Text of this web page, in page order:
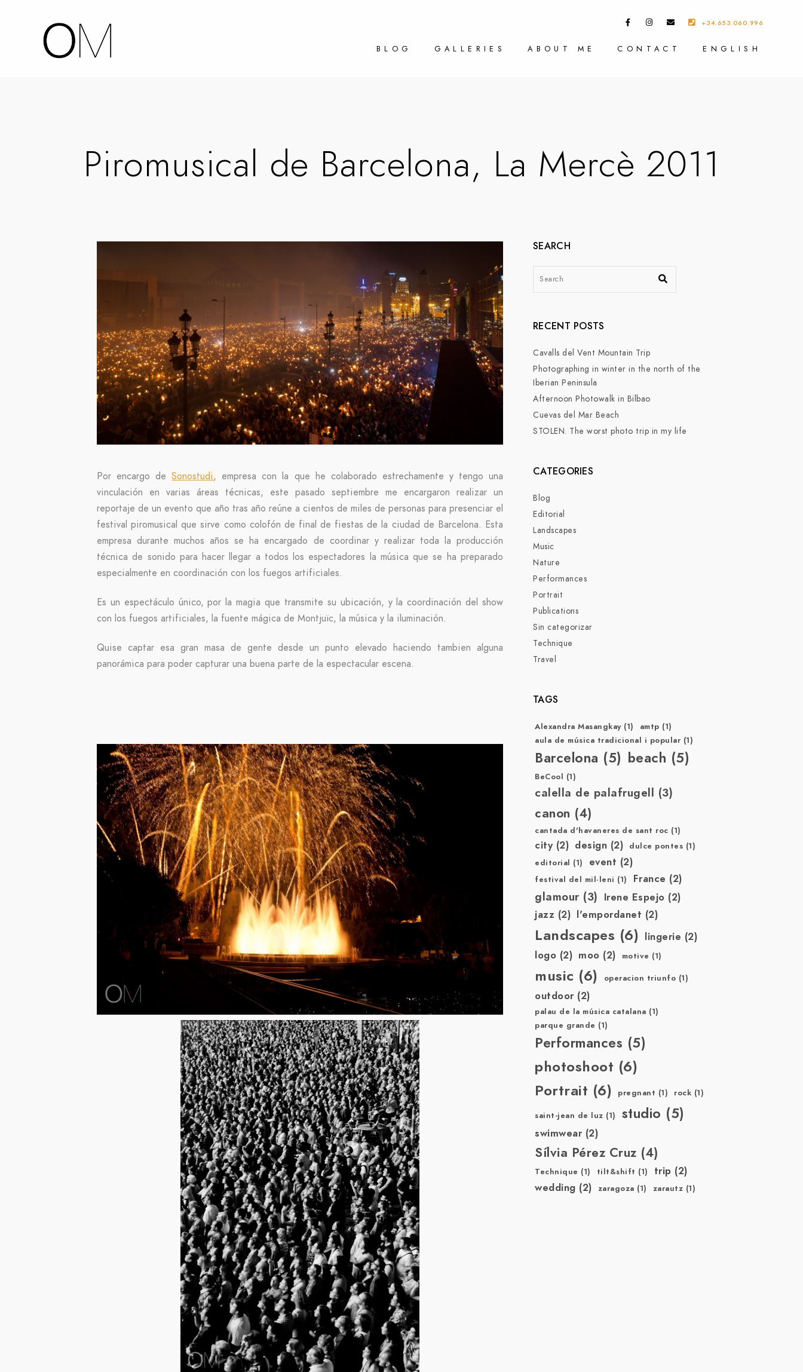
+34.653.060.996
BLOG GALLERIES ABOUT ME CONTACT ENGLISH
Piromusical de Barcelona, La Mercè 2011
Por encargo deSonostudi, empresa con la que he colaborado estrechamente y tengo una
vinculación en varias áreas técnicas, este pasado septiembre me encargaron realizar un
reportaje de un evento que año tras año reúne a cientos de miles de personas para presenciar el
festival piromusical que sirve como colofón de final de fiestas de la ciudad de Barcelona. Esta
empresa durante muchos años se ha encargado de coordinar y realizar toda la producción
técnica de sonido para hacer llegar a todos los espectadores la música que se ha preparado
especialmente en coordinación con los fuegos artificiales.
Es un espectáculo único, por la magia que transmite su ubicación, y la coordinación del show
con los fuegos artificiales, la fuente mágica de Montjuïc, la música y la iluminación.
Quise captar esa gran masa de gente desde un punto elevado haciendo tambien alguna
panorámica para poder capturar una buena parte de la espectacular escena.
SEARCH
RECENT POSTS
Cavalls del Vent Mountain Trip
Photographing in winter in the north of the
Iberian Peninsula
Afternoon Photowalk in Bilbao
Cuevas del Mar Beach
STOLEN. The worst photo trip in my life
CATEGORIES
Blog
Editorial
Landscapes
Music
Nature
Performances
Portrait
Publications
Sin categorizar
Technique
Travel
TAGS
Alexandra Masangkay(1) amtp (1)
aula de música tradicional i popular (1)
Barcelona (5) beach (5)
BeCool (1)
calella de palafrugell (3)
canon (4)
cantada d'havaneres de sant roc (1)
city(2) design (2) dulce pontes (1)
editorial (1) event (2)
festival del mil·leni (1) France (2)
glamour (3) Irene Espejo (2)
jazz (2) l'empordanet (2)
Landscapes (6) lingerie (2)
logo (2) moo (2) motive (1)
music (6) operacion triunfo (1)
outdoor(2)
palau de la música catalana (1)
parque grande (1)
Performances (5)
photoshoot (6)
Portrait (6) pregnant (1) rock (1)
saint-jean de luz (1) studio (5)
swimwear(2)
Sílvia Pérez Cruz (4)
Technique (1) tilt&shift (1) trip (2)
wedding (2) zaragoza (1) zarautz (1)